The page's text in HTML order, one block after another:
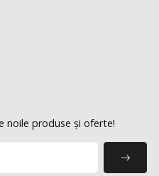
noile produse și oferte!